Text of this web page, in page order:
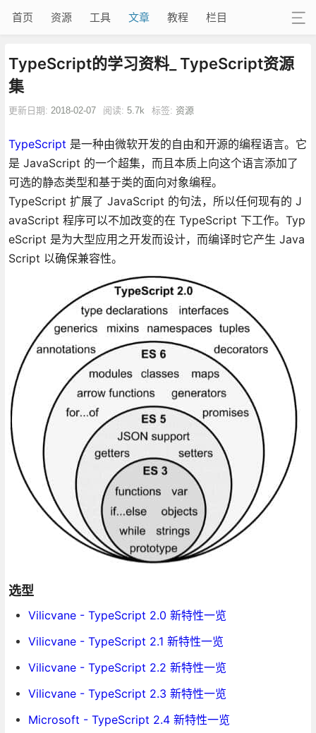
首页 资源 工具 文章 教程 栏目
TypeScript的学习资料_ TypeScript资源
集
更新日期: 2018-02-07 阅读: 5.7k 标签: 资源
TypeScript 是一种由微软开发的自由和开源的编程语言。它
是 JavaScript 的一个超集，而且本质上向这个语言添加了
可选的静态类型和基于类的面向对象编程。
TypeScript 扩展了 JavaScript 的句法，所以任何现有的 J
avaScript 程序可以不加改变的在 TypeScript 下工作。Typ
eScript 是为大型应用之开发而设计，而编译时它产生 Java
Script 以确保兼容性。
选型
Vilicvane - TypeScript 2.0 新特性一览
Vilicvane - TypeScript 2.1 新特性一览
Vilicvane - TypeScript 2.2 新特性一览
Vilicvane - TypeScript 2.3 新特性一览
Microsoft - TypeScript 2.4 新特性一览